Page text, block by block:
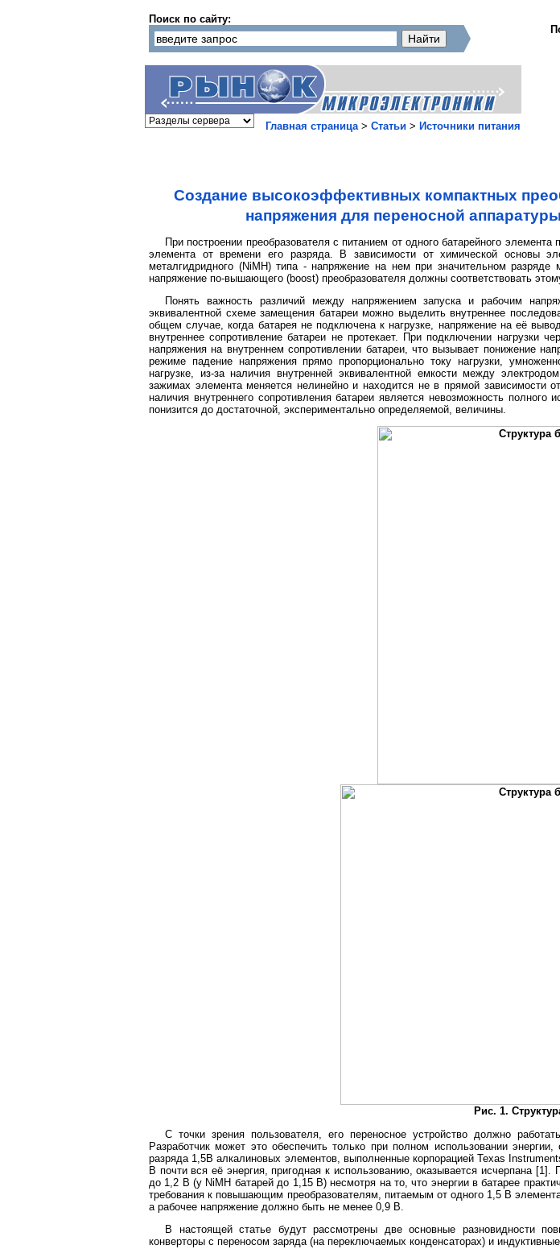
Поиск по сайту:
Главная страница> Статьи > Источники питания
Создание высокоэффективных компактных
напряжения для переносной
При построении преобразователя c питанием от одного батарейного
элемента от времени его разряда. В зависимости от химической основы
металгидридного (NiMH) типа - напряжение на нем при значительном
напряжение по-вышающего (boost) преобразователя должны соответствовать
Понять важность различий между напряжением запуска и рабочим
эквивалентной схеме замещения батареи можно выделить внутреннее
общем случае, когда батарея не подключена к нагрузке, напряжение на её
внутреннее сопротивление батареи не протекает. При подключении нагрузки
напряжения на внутреннем сопротивлении батареи, что вызывает понижение
режиме падение напряжения прямо пропорционально току нагрузки,
нагрузке, из-за наличия внутренней эквивалентной емкости между
зажимах элемента меняется нелинейно и находится не в прямой зависимости
наличия внутреннего сопротивления батареи является невозможность
понизится до достаточной, экспериментально определяемой, величины.
Рис. 1.
С точки зрения пользователя, его переносное устройство должно
Разработчик может это обеспечить только при полном использовании
разряда 1,5В алкалиновых элементов, выполненные корпорацией Texas
В почти вся её энергия, пригодная к использованию, оказывается исчерпана
до 1,2 В (у NiMH батарей до 1,15 В) несмотря на то, что энергии в батарее
требования к повышающим преобразователям, питаемым от одного 1,5 В
а рабочее напряжение должно быть не менее 0,9 В.
В настоящей статье будут рассмотрены две основные разновидности
конверторы с переносом заряда (на переключаемых конденсаторах) и